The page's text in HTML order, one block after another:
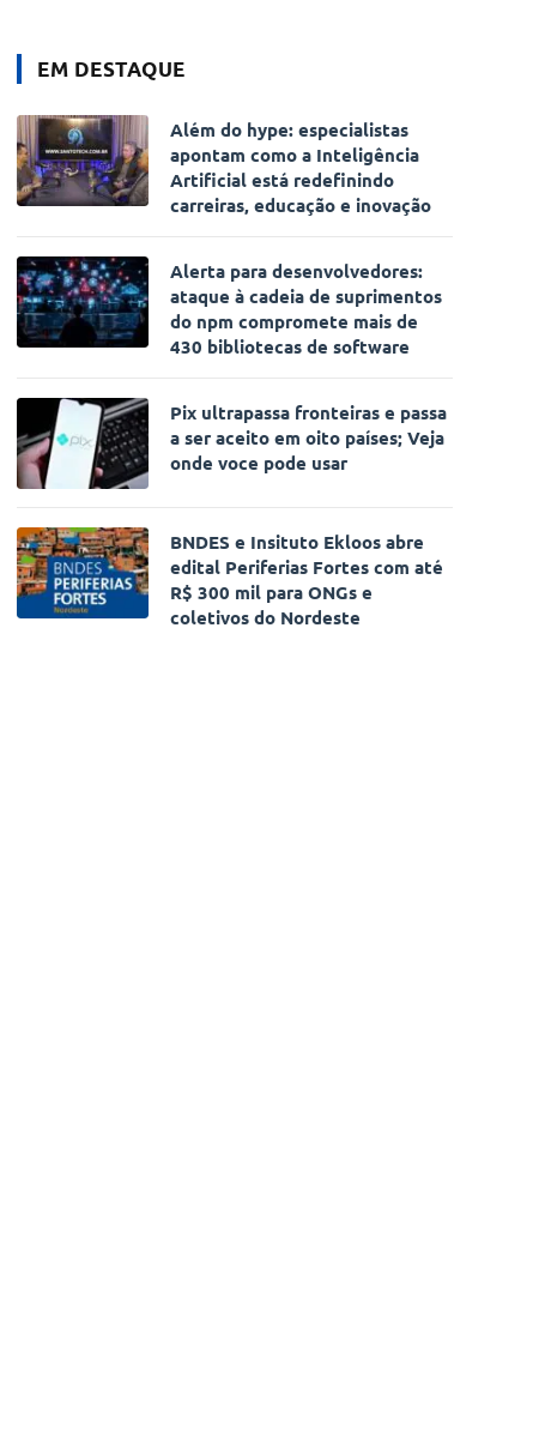
EM DESTAQUE
Além do hype: especialistas
apontam como a Inteligência
Artificial está redefinindo
carreiras, educação e inovação
Alerta para desenvolvedores:
ataque à cadeia de suprimentos
do npm compromete mais de
430 bibliotecas de software
Pix ultrapassa fronteiras e passa
a ser aceito em oito países; Veja
onde voce pode usar
BNDES e Insituto Ekloos abre
edital Periferias Fortes com até
R$ 300 mil para ONGs e
coletivos do Nordeste